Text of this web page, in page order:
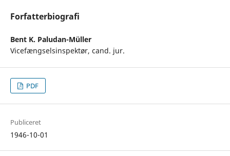
Forfatterbiografi
Bent K. Paludan-Müller
Vicefængselsinspektør, cand. jur.
PDF
Publiceret
1946-10-01